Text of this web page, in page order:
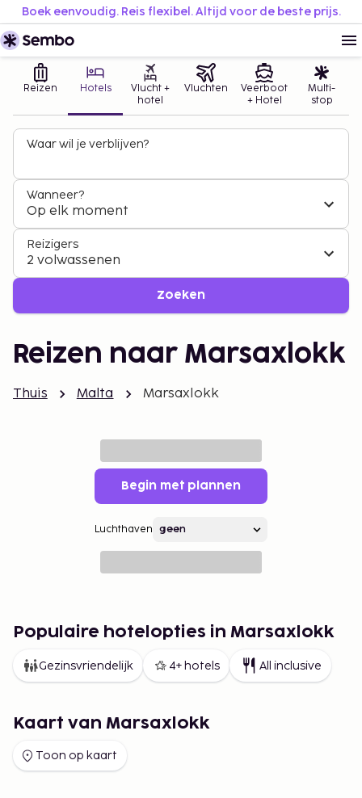
Boek eenvoudig. Reis flexibel. Altijd voor de beste prijs.
Reizen Hotels
Vlucht +
hotel
Vluchten
Veerboot
+ Hotel
Multi-
stop
Waar wil je verblijven?
Wanneer?
Op elk moment
Reizigers
2 volwassenen
Zoeken
Reizen naar Marsaxlokk
Thuis Malta Marsaxlokk
Begin met plannen
Luchthaven
Populaire hotelopties in Marsaxlokk
Gezinsvriendelijk 4+ hotels All inclusive
Kaart van Marsaxlokk
Toon op kaart